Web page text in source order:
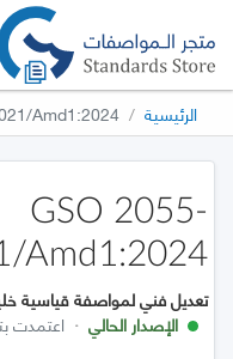
الرئيسية Amd1:2024
GSO 2055-
Amd1:2024
تعديل فني لمواصفة قياسية
الإصدار الحالي · اعتمدت